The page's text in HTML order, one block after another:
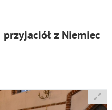
przyjaciół z Niemiec